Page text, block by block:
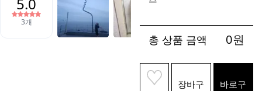
총 상품 금액 0원
장바구 바로구